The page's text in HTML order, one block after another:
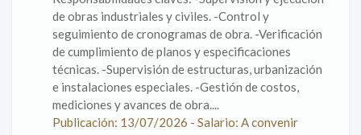
de obras industriales y civiles. -Control y
seguimiento de cronogramas de obra. -Verificación
de cumplimiento de planos y especificaciones
técnicas. -Supervisión de estructuras, urbanización
e instalaciones especiales. -Gestión de costos,
mediciones y avances de obra....
Publicación: 13/07/2026 - Salario: A convenir